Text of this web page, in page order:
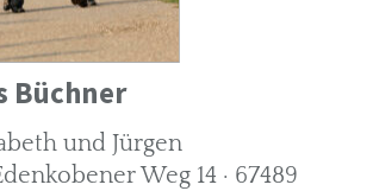
Büchner
und Jürgen
Weg 14 · 67489